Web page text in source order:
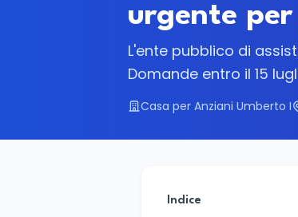
urgente
L'ente pubblico di
Domande entro il 15
Casa per Anziani Umberto I
Indice